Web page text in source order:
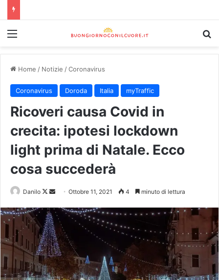
Home / Notizie /Coronavirus
Coronavirus Doroda Italia myTraffic
Ricoveri causa Covid in
crecita: ipotesi lockdown
light prima di Natale. Ecco
cosa succederà
Danilo Ottobre 11, 2021 4 minuto di lettura